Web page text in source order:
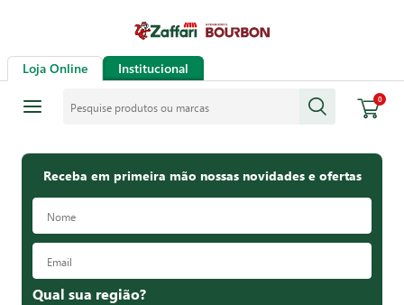
Loja Online Institucional
0
Receba em primeira mão nossas novidades e ofertas
Qual sua região?